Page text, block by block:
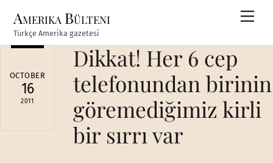
content
Amerika Bülteni
Türkçe Amerika gazetesi
OCTOBER
16
2011
Dikkat! Her 6 cep
telefonundan birinin
göremediğimiz kirli
bir sırrı var